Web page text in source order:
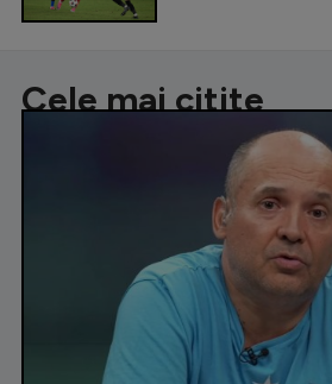
Cele mai citite